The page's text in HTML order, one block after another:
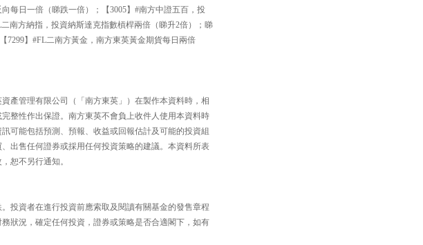
每日一倍（睇跌一倍）；【3005】#南方中證五百，投
南方納指，投資納斯達克指數槓桿兩倍（睇升2倍）；睇
7299】#FL二南方黃金，南方東英黃金期貨每日兩倍
產管理有限公司（「南方東英」）在製作本資料時，相
整性作出保證。南方東英不會負上收件人使用本資料時
可能包括預測、預報、收益或回報估計及可能的投資組
出售任何證券或採用任何投資策略的建議。本資料所表
恕不另行通知。
投資者在進行投資前應索取及閱讀有關基金的發售章程
狀況，確定任何投資，證券或策略是否合適閣下，如有